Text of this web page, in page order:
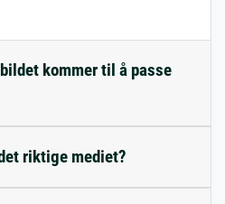
kommer til å passe
riktige mediet?